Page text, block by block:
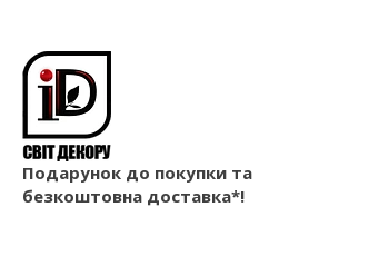
Подарунок до покупки та
безкоштовна доставка*!